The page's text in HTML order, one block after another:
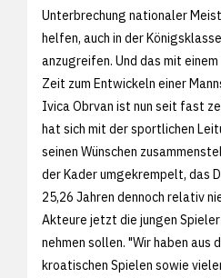
Unterbrechung nationaler
helfen, auch in der
anzugreifen. Und das mit
Zeit zum Entwickeln einer
Ivica Obrvan ist nun seit fast
hat sich mit der sportlichen
seinen Wünschen
der Kader umgekrempelt, das
25,26 Jahren dennoch relativ
Akteure jetzt die jungen Spieler
nehmen sollen. "Wir haben aus
kroatischen Spielen sowie